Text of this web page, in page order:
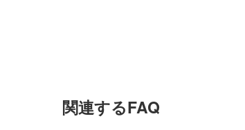
関連するFAQ